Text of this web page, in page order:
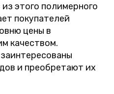
этого полимерного
покупателей
цены в
качеством.
и преобретают их